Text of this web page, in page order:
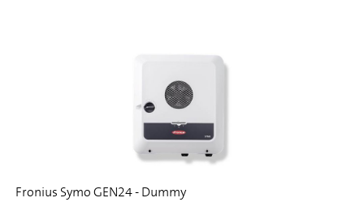
Fronius Symo GEN24 - Dummy